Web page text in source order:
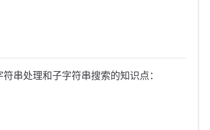
串处理和子字符串搜索的知识点：